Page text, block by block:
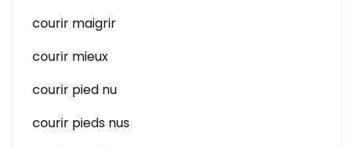
courir maigrir
courir mieux
courir pied nu
courir pieds nus